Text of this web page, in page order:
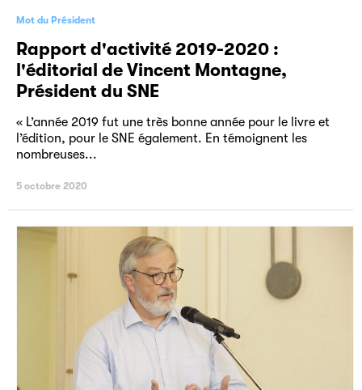
Mot du Président
Rapport d'activité 2019-2020 :
l'éditorial de Vincent Montagne,
Président du SNE
« L’année 2019 fut une très bonne année pour le livre et
l’édition, pour le SNE également. En témoignent les
nombreuses...
5 octobre 2020